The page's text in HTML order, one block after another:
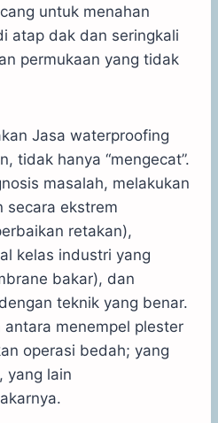
untuk menahan
atap dak dan seringkali
permukaan yang tidak
Jasa waterproofing
tidak hanya “mengecat”.
masalah, melakukan
secara ekstrem
retakan),
kelas industri yang
bakar), dan
teknik yang benar.
menempel plester
operasi bedah; yang
yang lain